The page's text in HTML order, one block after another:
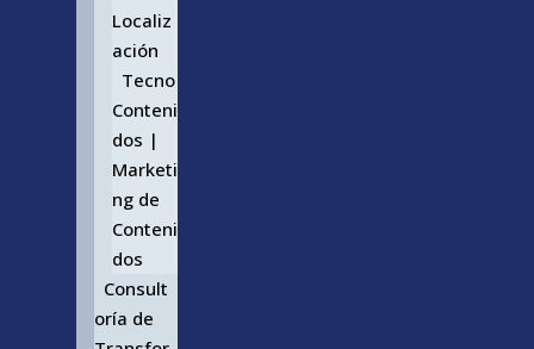
Localiz
ación
Tecno
Conteni
dos |
Marketi
ng de
Conteni
dos
Consult
oría de